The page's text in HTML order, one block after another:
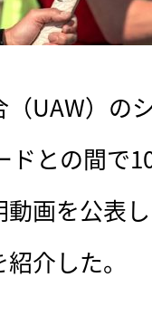
UAW）の
ドとの間で
画を公表
介した。